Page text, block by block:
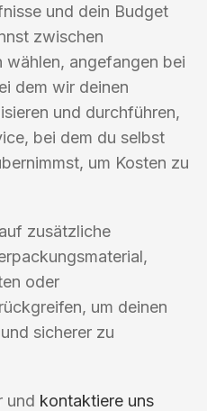
und dein Budget
zwischen
wählen, angefangen bei
dem wir deinen
und durchführen,
bei dem du selbst
um Kosten zu
zusätzliche
oder
um deinen
sicherer zu
und kontaktiere uns